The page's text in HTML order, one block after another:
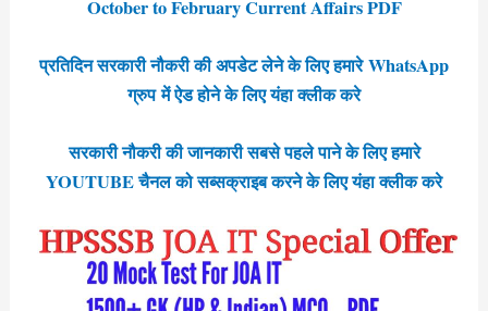
October to February Current Affairs PDF
प्रतिदिन सरकारी नौकरी की अपडेट लेने के लिए हमारे WhatsApp
ग्रुप में ऐड होने के लिए यंहा क्लीक करे
सरकारी नौकरी की जानकारी सबसे पहले पाने के लिए हमारे
YOUTUBE चैनल को सब्सक्राइब करने के लिए यंहा क्लीक करे